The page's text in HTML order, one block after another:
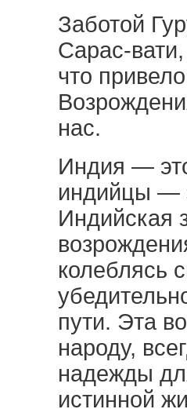
Заботой
Сарас-
что
нас.
Индия —
индийцы —
Индийская
колеблясь
пути. Эта
народу,
надежды
истинной